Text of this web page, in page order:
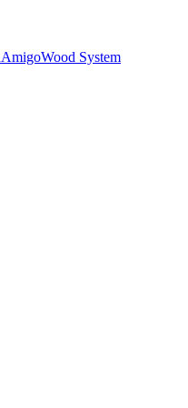
AmigoWood System